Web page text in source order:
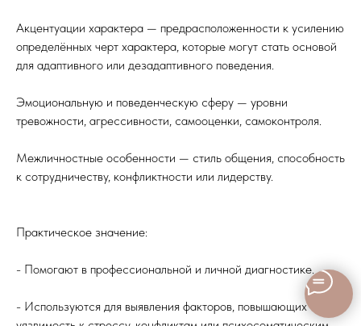
Акцентуации характера — предрасположенности к усилению
определённых черт характера, которые могут стать основой
для адаптивного или дезадаптивного поведения.
Эмоциональную и поведенческую сферу — уровни
тревожности, агрессивности, самооценки, самоконтроля.
Межличностные особенности — стиль общения, способность
к сотрудничеству, конфликтности или лидерству.
Практическое значение:
- Помогают в профессиональной и личной диагностике.
- Используются для выявления факторов, повышающих